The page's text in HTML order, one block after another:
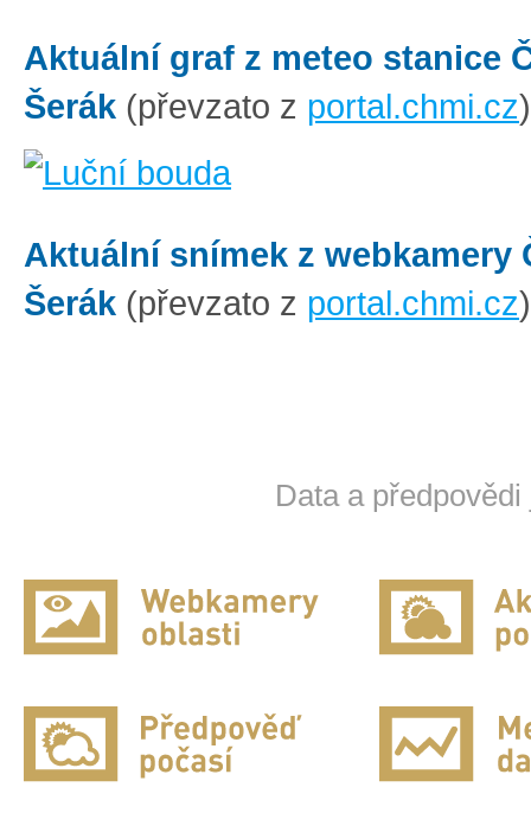
Aktuální graf z meteo stanice
Šerák (převzato z portal.chmi.cz)
Aktuální snímek z webkamery
Šerák (převzato z portal.chmi.cz)
Data a